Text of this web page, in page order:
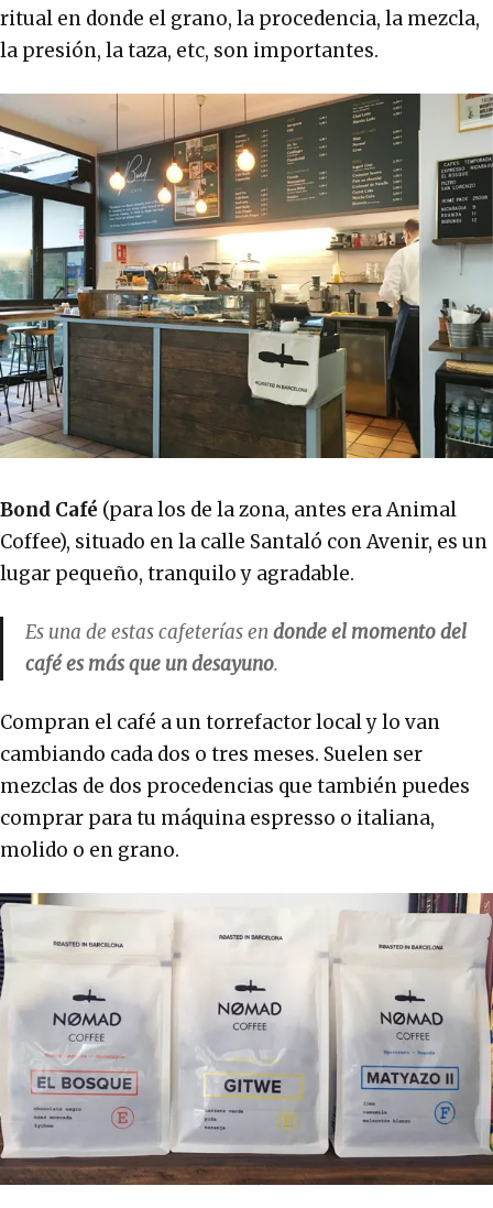
ritual en donde el grano, la procedencia, la mezcla,
la presión, la taza, etc, son importantes.
Bond Café (para los de la zona, antes era Animal
Coffee), situado en la calle Santaló con Avenir, es un
lugar pequeño, tranquilo y agradable.
Es una de estas cafeterías endonde el momento del
café es más que un desayuno.
Compran el café a un torrefactor local y lo van
cambiando cada dos o tres meses. Suelen ser
mezclas de dos procedencias que también puedes
comprar para tu máquina espresso o italiana,
molido o en grano.